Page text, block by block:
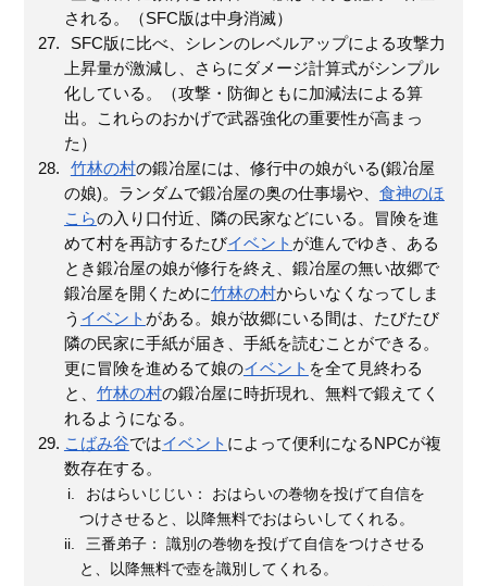
される。（SFC版は中身消滅）
SFC版に比べ、シレンのレベルアップによる攻撃力
上昇量が激減し、さらにダメージ計算式がシンプル
化している。（攻撃・防御ともに加減法による算
出。これらのおかげで武器強化の重要性が高まっ
た）
竹林の村の鍛冶屋には、修行中の娘がいる(鍛冶屋
の娘)。ランダムで鍛冶屋の奥の仕事場や、 食神のほ
こらの入り口付近、隣の民家などにいる。冒険を進
めて村を再訪するたびイベント が進んでゆき、ある
とき鍛冶屋の娘が修行を終え、鍛冶屋の無い故郷で
鍛冶屋を開くために竹林の村からいなくなってしま
う イベント がある。娘が故郷にいる間は、たびたび
隣の民家に手紙が届き、手紙を読むことができる。
更に冒険を進めるて娘のイベント を全て見終わる
と、 竹林の村の鍛冶屋に時折現れ、無料で鍛えてく
れるようになる。
こばみ谷ではイベント によって便利になるNPCが複
数存在する。
おはらいじじい： おはらいの巻物を投げて自信を
つけさせると、以降無料でおはらいしてくれる。
三番弟子： 識別の巻物を投げて自信をつけさせる
と、以降無料で壺を識別してくれる。